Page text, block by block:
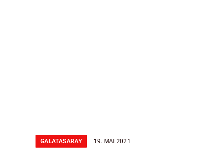
GALATASARAY 19. MAI 2021